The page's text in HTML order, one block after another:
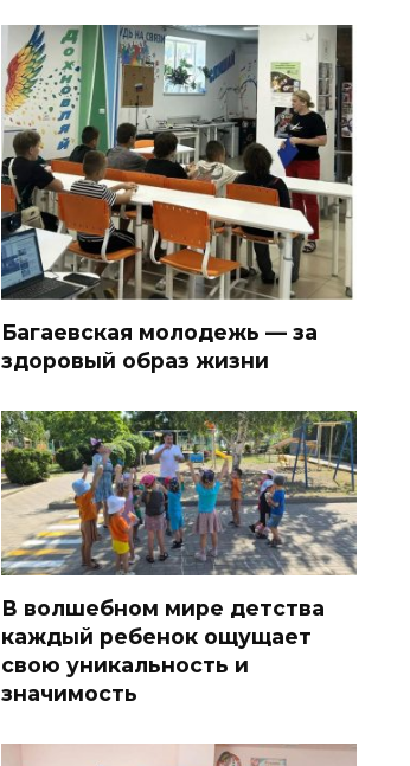
Багаевская молодежь — за
здоровый образ жизни
В волшебном мире детства
каждый ребенок ощущает
свою уникальность и
значимость